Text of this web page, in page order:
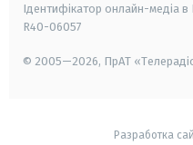
Ідентифікатор онлайн-медіа в
R40-06057
© 2005—2026, ПрАТ
Разработка